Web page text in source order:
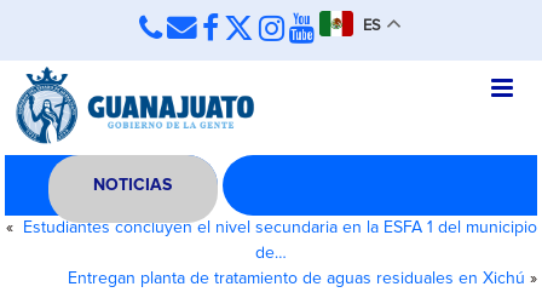
ES
NOTICIAS
«
Estudiantes concluyen el nivel secundaria en la ESFA 1 del municipio
de…
Entregan planta de tratamiento de aguas residuales en Xichú »